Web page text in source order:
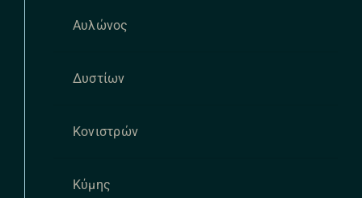
Αυλώνος
Δυστίων
Κονιστρών
Κύμης